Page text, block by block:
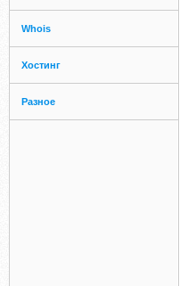
Whois
Хостинг
Разное